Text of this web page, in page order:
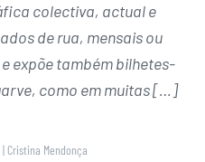
colectiva, actual e
de rua, mensais ou
expõe também bilhetes-
como em muitas […]
| Cristina Mendonça